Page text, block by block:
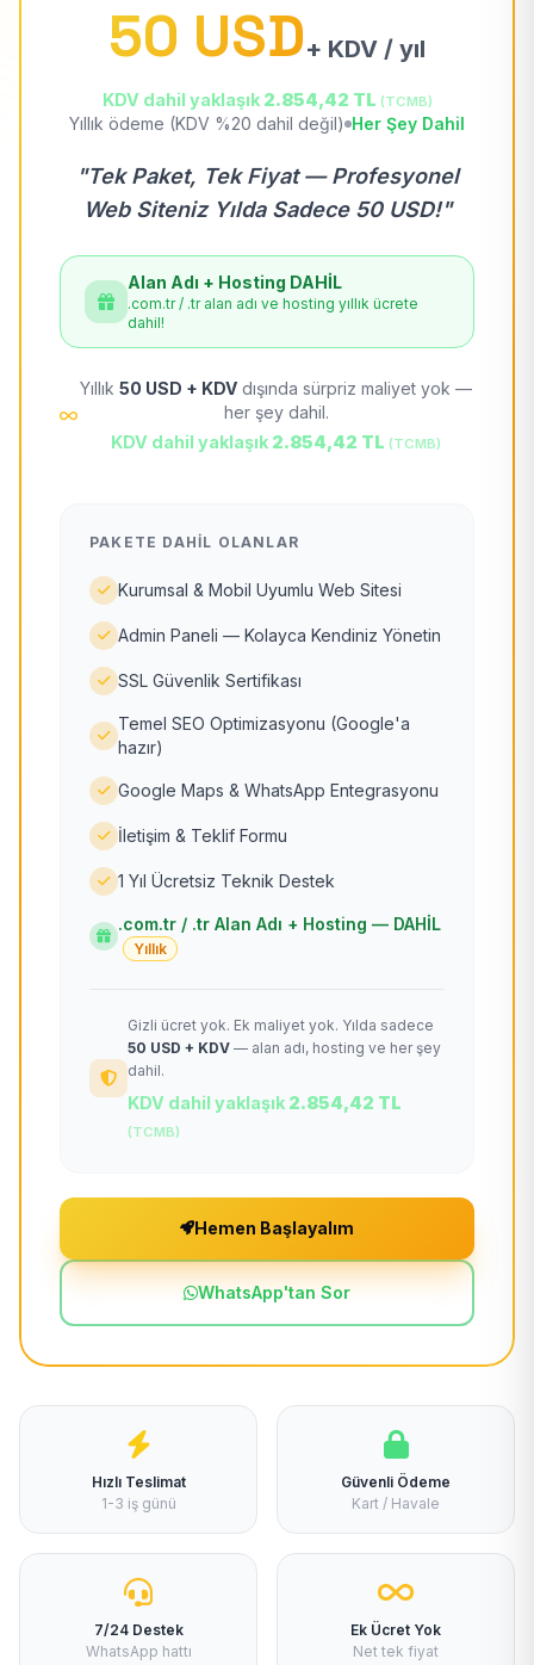
50 USD+ KDV / yıl
KDV dahil yaklaşık 2.854,42 TL (TCMB)
Yıllık ödeme (KDV %20 dahil değil) Her Şey Dahil
"Tek Paket, Tek Fiyat — Profesyonel
Web Siteniz Yılda Sadece 50 USD!"
Alan Adı + Hosting DAHİL
.com.tr / .tr alan adı ve hosting yıllık ücrete
dahil!
Yıllık 50 USD + KDV dışında sürpriz maliyet yok —
her şey dahil.
KDV dahil yaklaşık 2.854,42 TL (TCMB)
PAKETE DAHIL OLANLAR
Kurumsal & Mobil Uyumlu Web Sitesi
Admin Paneli — Kolayca Kendiniz Yönetin
SSL Güvenlik Sertifikası
Temel SEO Optimizasyonu (Google'a
hazır)
Google Maps & WhatsApp Entegrasyonu
İletişim & Teklif Formu
1 Yıl Ücretsiz Teknik Destek
.com.tr / .tr Alan Adı + Hosting — DAHİL
Yıllık
Gizli ücret yok. Ek maliyet yok. Yılda sadece
50 USD + KDV — alan adı, hosting ve her şey
dahil.
KDV dahil yaklaşık 2.854,42 TL
(TCMB)
Hemen Başlayalım
WhatsApp'tan Sor
Hızlı Teslimat
1-3 iş günü
Güvenli Ödeme
Kart / Havale
7/24 Destek
WhatsApp hattı
Ek Ücret Yok
Net tek fiyat